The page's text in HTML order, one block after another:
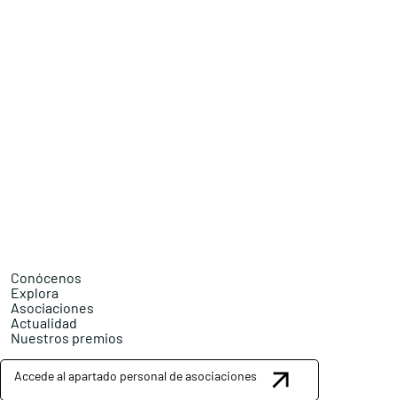
Conócenos
Explora
Asociaciones
Actualidad
Nuestros premios
Accede al apartado personal de asociaciones